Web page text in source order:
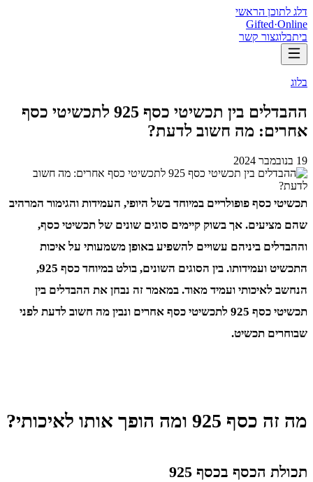
דלג לתוכן הראשי
Gifted·Online
ביתבלוגצור קשר
בלוג
ההבדלים בין תכשיטי כסף 925 לתכשיטי כסף
אחרים: מה חשוב לדעת?
19 בנובמבר 2024
תכשיטי כסף פופולריים במיוחד בשל היופי, העמידות והגימור המרהיב
שהם מציעים. אך בשוק קיימים סוגים שונים של תכשיטי כסף,
וההבדלים ביניהם עשויים להשפיע באופן משמעותי על איכות
התכשיט ועמידותו. בין הסוגים השונים, בולט במיוחד כסף 925,
הנחשב לאיכותי ועמיד מאוד. במאמר זה נבחן את ההבדלים בין
תכשיטי כסף 925 לתכשיטי כסף אחרים ונבין מה חשוב לדעת לפני
שבוחרים תכשיט.
מה זה כסף 925 ומה הופך אותו לאיכותי?
תכולת הכסף בכסף 925